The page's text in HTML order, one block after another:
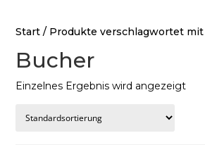
Start / Produkte verschlagwortet mit
Bucher
Einzelnes Ergebnis wird angezeigt